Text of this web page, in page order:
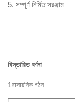
5. সম্পূর্ণ নির্মিত সরঞ্জাম
বিস্তারিত বর্ণনা
1রাসায়নিক গঠন